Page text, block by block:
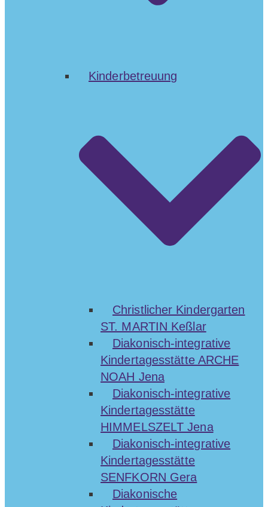
Kinderbetreuung
Christlicher Kindergarten
ST. MARTIN Keßlar
Diakonisch-integrative
Kindertagesstätte ARCHE
NOAH Jena
Diakonisch-integrative
Kindertagesstätte
HIMMELSZELT Jena
Diakonisch-integrative
Kindertagesstätte
SENFKORN Gera
Diakonische